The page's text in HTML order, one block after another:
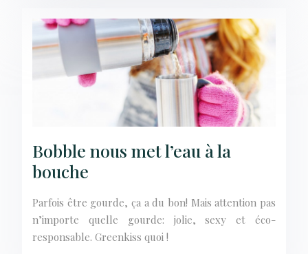
Bobble nous met l’eau à la
bouche
Parfois être gourde, ça a du bon! Mais attention pas
n’importe quelle gourde: jolie, sexy et éco-
responsable. Greenkiss quoi !